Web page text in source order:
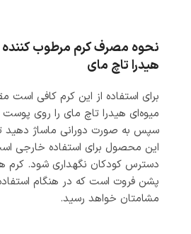
نحوه مصرفکرم مرطوب
هیدرا تاچ مای
برای استفاده از این کرم کافی است
میوه‌ای هیدرا تاچ مای را روی پوست
سپس به صورت دورانی ماساژ
این محصول برای استفاده خارجی
دسترس کودکان نگهداری شود. کرم
پشن فروت است که در هنگام
مشامتان خواهد رسید.